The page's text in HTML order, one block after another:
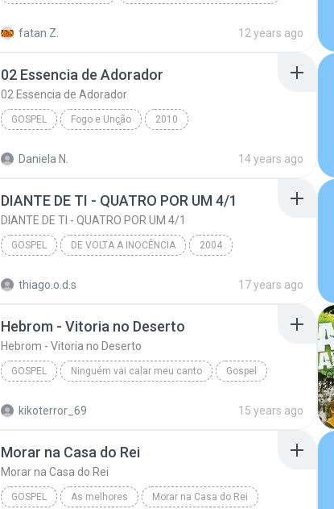
fatan Z. 12 years ago
02 Essencia de Adorador
02 Essencia de Adorador
GOSPEL Fogo e Unç̧ão 2010
Daniela N. 14 years ago
DIANTE DE TI - QUATRO POR UM 4/1
DIANTE DE TI - QUATRO POR UM 4/1
GOSPEL DE VOLTA A INOCÊNCIA 2004
thiago.o.d.s 17 years ago
Hebrom - Vitoria no Deserto
Hebrom - Vitoria no Deserto
GOSPEL Ninguém vai calar meu canto Gospel
kikoterror_69 15 years ago
Morar na Casa do Rei
Morar na Casa do Rei
GOSPEL As melhores Morar na Casa do Rei